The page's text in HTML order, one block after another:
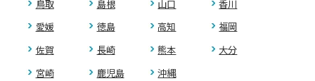
鳥取
島根 山口
香川
愛媛
徳島 高知
福岡
佐賀
長崎 熊本
大分
宮崎
鹿児島
沖縄